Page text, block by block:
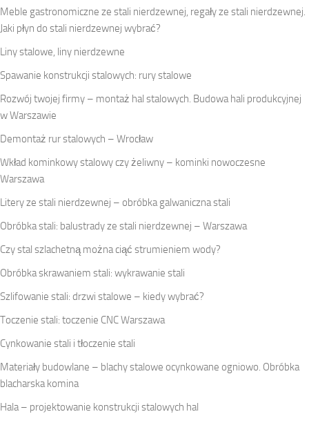
Meble gastronomiczne ze stali nierdzewnej, regały ze stali nierdzewnej.
Jaki płyn do stali nierdzewnej wybrać?
Liny stalowe, liny nierdzewne
Spawanie konstrukcji stalowych: rury stalowe
Rozwój twojej firmy – montaż hal stalowych. Budowa hali produkcyjnej
w Warszawie
Demontaż rur stalowych – Wrocław
Wkład kominkowy stalowy czy żeliwny – kominki nowoczesne
Warszawa
Litery ze stali nierdzewnej – obróbka galwaniczna stali
Obróbka stali: balustrady ze stali nierdzewnej – Warszawa
Czy stal szlachetną można ciąć strumieniem wody?
Obróbka skrawaniem stali: wykrawanie stali
Szlifowanie stali: drzwi stalowe – kiedy wybrać?
Toczenie stali: toczenie CNC Warszawa
Cynkowanie stali i tłoczenie stali
Materiały budowlane – blachy stalowe ocynkowane ogniowo. Obróbka
blacharska komina
Hala – projektowanie konstrukcji stalowych hal